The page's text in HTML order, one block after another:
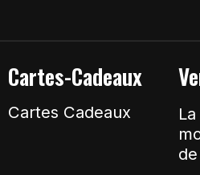
Cartes-Cadeaux
Cartes Cadeaux